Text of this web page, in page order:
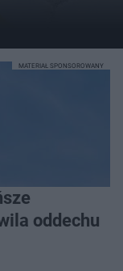
oddechu
MATERIAŁ SPONSOROWANY